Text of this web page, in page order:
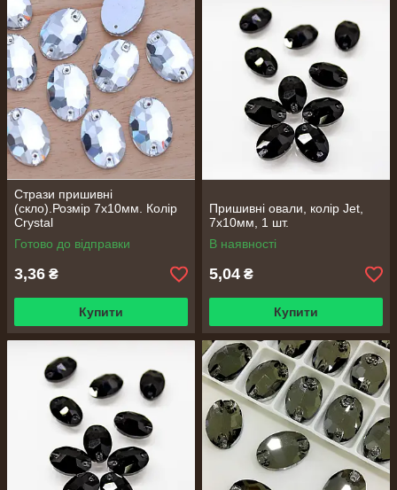
Стрази пришивні
(скло).Розмір 7х10мм. Колір
Crystal
Готово до відправки
3,36 ₴
Купити
Пришивні овали, колір Jet,
7х10мм, 1 шт.
В наявності
5,04 ₴
Купити